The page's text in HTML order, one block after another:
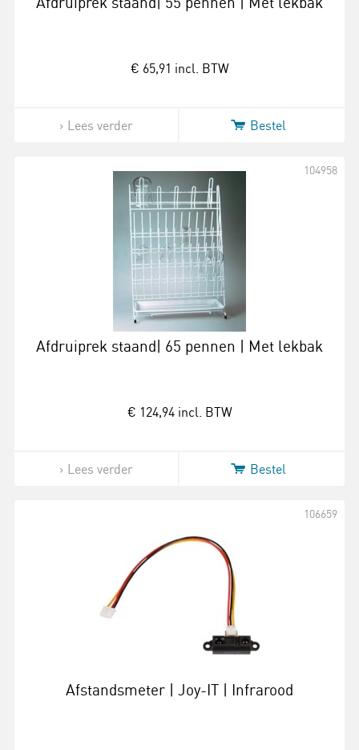
€ 65,91 incl. BTW
Lees verder Bestel
Afdruiprek staand| 65 pennen | Met lekbak
104958
€ 124,94 incl. BTW
Lees verder Bestel
Afstandsmeter | Joy-IT | Infrarood
106659